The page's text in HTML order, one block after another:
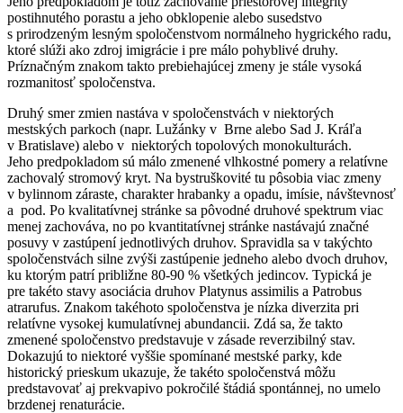
postihnutého porastu a jeho obklopenie alebo susedstvo
s prirodzeným lesným spoločenstvom normálneho hygrického radu,
ktoré slúži ako zdroj imigrácie i pre málo pohyblivé druhy.
Príznačným znakom takto prebiehajúcej zmeny je stále vysoká
rozmanitosť spoločenstva.
Druhý smer zmien nastáva v spoločenstvách v niektorých
mestských parkoch (napr. Lužánky v Brne alebo Sad J. Kráľa
v Bratislave) alebo v niektorých topolových monokulturách.
Jeho predpokladom sú málo zmenené vlhkostné pomery a relatívne
zachovalý stromový kryt. Na bystruškovité tu pôsobia viac zmeny
v bylinnom záraste, charakter hrabanky a opadu, imísie, návštevnosť
a pod. Po kvalitatívnej stránke sa pôvodné druhové spektrum viac
menej zachováva, no po kvantitatívnej stránke nastávajú značné
posuvy v zastúpení jednotlivých druhov. Spravidla sa v takýchto
spoločenstvách silne zvýši zastúpenie jedneho alebo dvoch druhov,
ku ktorým patrí približne 80-90 % všetkých jedincov. Typická je
pre takéto stavy asociácia druhov Platynus assimilis a Patrobus
atrarufus. Znakom takéhoto spoločenstva je nízka diverzita pri
relatívne vysokej kumulatívnej abundancii. Zdá sa, že takto
zmenené spoločenstvo predstavuje v zásade reverzibilný stav.
Dokazujú to niektoré vyššie spomínané mestské parky, kde
historický prieskum ukazuje, že takéto spoločenstvá môžu
predstavovať aj prekvapivo pokročilé štádiá spontánnej, no umelo
brzdenej renaturácie.